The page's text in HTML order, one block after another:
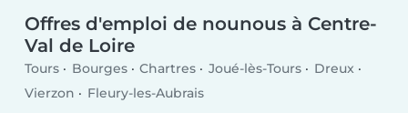
Offres d'emploi de nounous à Centre-
Val de Loire
Tours Bourges Chartres Joué-lès-Tours
Dreux
Vierzon
Fleury-les-Aubrais